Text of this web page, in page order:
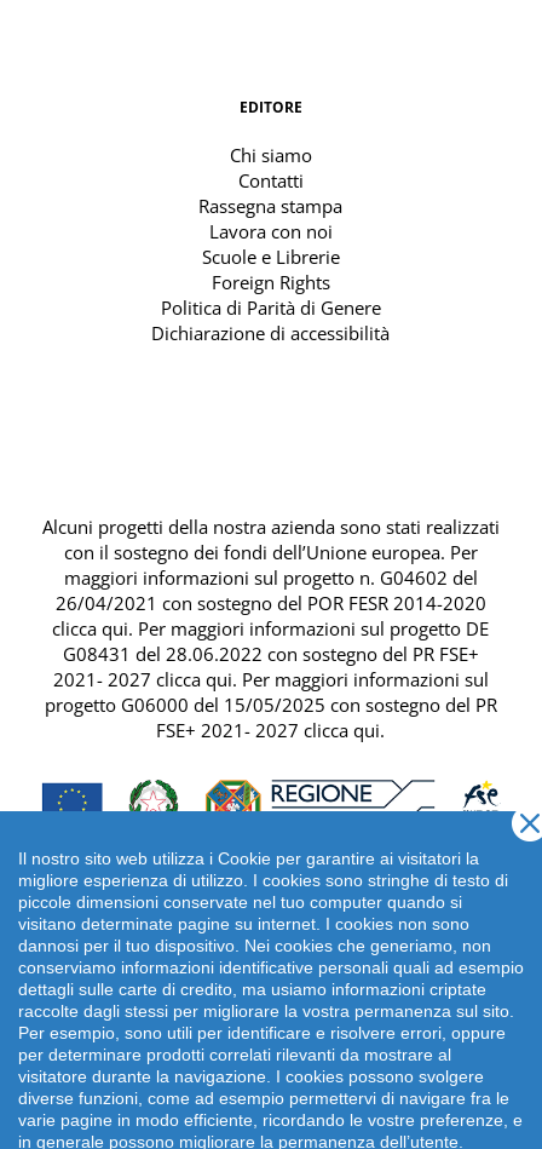
Il nostro sito web utilizza i Cookie per garantire ai visitatori la
migliore esperienza di utilizzo. I cookies sono stringhe di testo di
piccole dimensioni conservate nel tuo computer quando si
visitano determinate pagine su internet. I cookies non sono
dannosi per il tuo dispositivo. Nei cookies che generiamo, non
conserviamo informazioni identificative personali quali ad esempio
dettagli sulle carte di credito, ma usiamo informazioni criptate
raccolte dagli stessi per migliorare la vostra permanenza sul sito.
Per esempio, sono utili per identificare e risolvere errori, oppure
per determinare prodotti correlati rilevanti da mostrare al
visitatore durante la navigazione. I cookies possono svolgere
diverse funzioni, come ad esempio permettervi di navigare fra le
varie pagine in modo efficiente, ricordando le vostre preferenze, e
in generale possono migliorare la permanenza dell’utente.
EDITORE
Chi siamo
Contatti
Rassegna stampa
Lavora con noi
Scuole e Librerie
Foreign Rights
Politica di Parità di Genere
Dichiarazione di accessibilità
Alcuni progetti della nostra azienda sono stati realizzati
con il sostegno dei fondi dell’Unione europea. Per
maggiori informazioni sul progetto n. G04602 del
26/04/2021 con sostegno del POR FESR 2014-2020
clicca qui. Per maggiori informazioni sul progetto DE
G08431 del 28.06.2022 con sostegno del PR FSE+
2021- 2027 clicca qui. Per maggiori informazioni sul
progetto G06000 del 15/05/2025 con sostegno del PR
FSE+ 2021- 2027 clicca qui.
Copyright 2026 emonsitalia srl. | Viale della Piramide
Cestia 1C, 00153 Roma - Italia | P.IVA: 09372641002